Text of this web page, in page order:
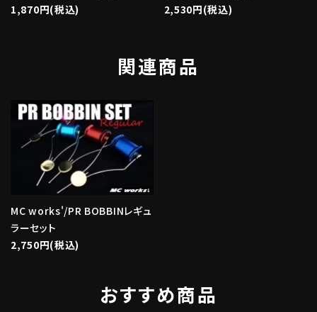
1,870円(税込)
2,530円(税込)
関連商品
MC works'/PR BOBBINレギュ
ラーセット
2,750円(税込)
おすすめ商品